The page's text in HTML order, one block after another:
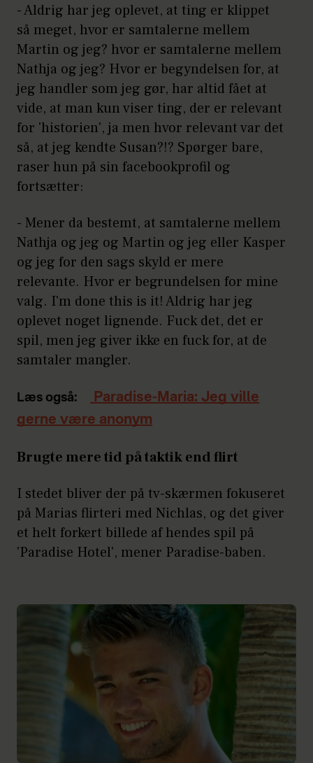
- Aldrig har jeg oplevet, at ting er klippet
så meget, hvor er samtalerne mellem
Martin og jeg? hvor er samtalerne mellem
Nathja og jeg? Hvor er begyndelsen for, at
jeg handler som jeg gør, har altid fået at
vide, at man kun viser ting, der er relevant
for 'historien', ja men hvor relevant var det
så, at jeg kendte Susan?!? Spørger bare,
raser hun på sin facebookprofil og
fortsætter:
- Mener da bestemt, at samtalerne mellem
Nathja og jeg og Martin og jeg eller Kasper
og jeg for den sags skyld er mere
relevante. Hvor er begrundelsen for mine
valg. I'm done this is it! Aldrig har jeg
oplevet noget lignende. Fuck det, det er
spil, men jeg giver ikke en fuck for, at de
samtaler mangler.
Læs også:
Paradise-Maria: Jeg ville
gerne være anonym
Brugte mere tid på taktik end flirt
I stedet bliver der på tv-skærmen fokuseret
på Marias flirteri med Nichlas, og det giver
et helt forkert billede af hendes spil på
'Paradise Hotel', mener Paradise-baben.